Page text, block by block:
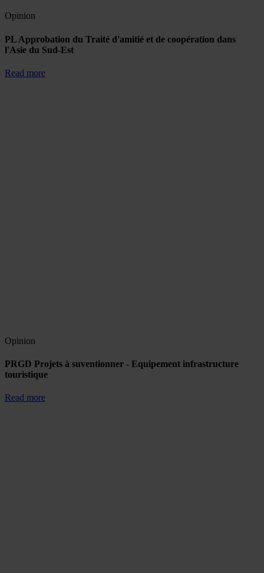
Opinion
PL Approbation du Traité d'amitié et de coopération dans
l'Asie du Sud-Est
Read more
Opinion
PRGD Projets à suventionner - Equipement infrastructure
touristique
Read more